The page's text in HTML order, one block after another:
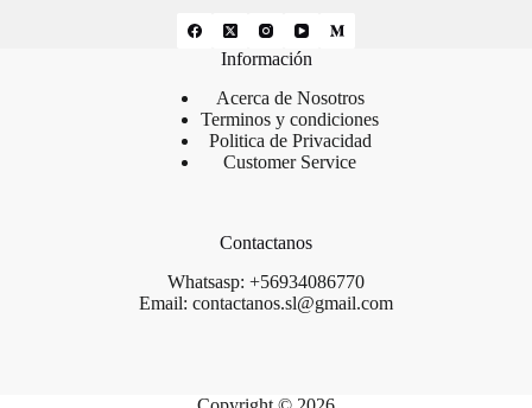
Información
Acerca de Nosotros
Terminos y condiciones
Politica de Privacidad
Customer Service
Contactanos
Whatsasp: +56934086770
Email: contactanos.sl@gmail.com